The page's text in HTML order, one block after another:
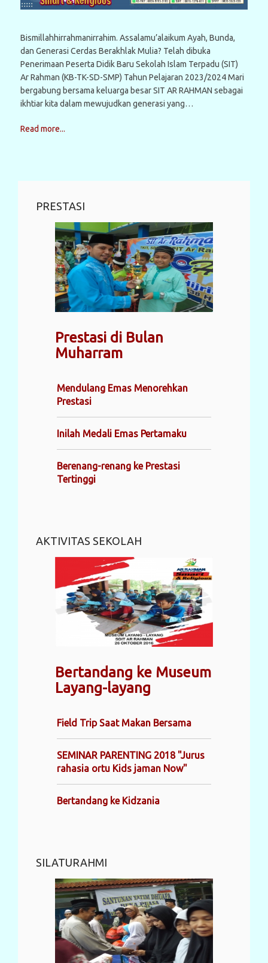
Bismillahhirrahmanirrahim. Assalamu’alaikum Ayah, Bunda,
dan Generasi Cerdas Berakhlak Mulia? Telah dibuka
Penerimaan Peserta Didik Baru Sekolah Islam Terpadu (SIT)
Ar Rahman (KB-TK-SD-SMP) Tahun Pelajaran 2023/2024 Mari
bergabung bersama keluarga besar SIT AR RAHMAN sebagai
ikhtiar kita dalam mewujudkan generasi yang…
Read more...
PRESTASI
Prestasi di Bulan
Muharram
Mendulang Emas Menorehkan
Prestasi
Inilah Medali Emas Pertamaku
Berenang-renang ke Prestasi
Tertinggi
AKTIVITAS SEKOLAH
Bertandang ke Museum
Layang-layang
Field Trip Saat Makan Bersama
SEMINAR PARENTING 2018 "Jurus
rahasia ortu Kids jaman Now"
Bertandang ke Kidzania
SILATURAHMI